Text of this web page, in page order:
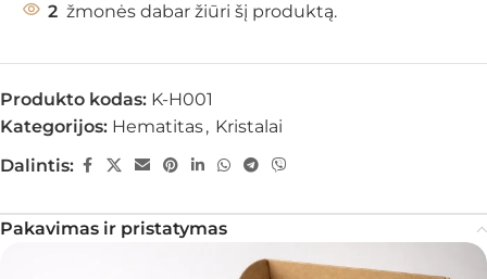
2 žmonės dabar žiūri šį produktą.
Produkto kodas: K-H001
Kategorijos: Hematitas, Kristalai
Dalintis:
Pakavimas ir pristatymas